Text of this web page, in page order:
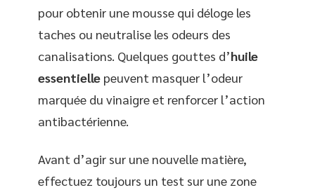
pour obtenir une mousse qui déloge les
taches ou neutralise les odeurs des
canalisations. Quelques gouttes d’huile
essentielle peuvent masquer l’odeur
marquée du vinaigre et renforcer l’action
antibactérienne.
Avant d’agir sur une nouvelle matière,
effectuez toujours un test sur une zone